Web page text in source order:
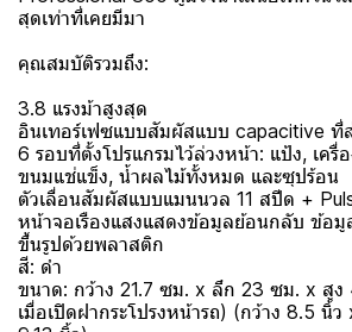
สุดเท่าที่เคยมีมา
คุณสมบัติรวมถึง:
3.8 แรงม้าสูงสุด
อินเทอร์เฟซแบบสัมผัสแบบ capacitive ที่
6 รอบที่ตั้งโปรแกรมไว้ล่วงหน้า: แป้ง, เค
ขนมแช่แข็ง, น้ำผลไม้ทั้งหมด และซุปร้อน
ตัวเลื่อนสัมผัสแบบแมนนวล 11 สปีด +
หน้าจอเรืองแสงแสดงข้อมูลย้อนกลับ ข้อมู
ขึ้นรูปด้วยพลาสติก
สี: ดำ
ขนาด: กว้าง 21.7 ซม. x ลึก 23 ซม. x สู
เมื่อเปิดฝากระโปรงหน้ารถ) (กว้าง 8.5 นิ้